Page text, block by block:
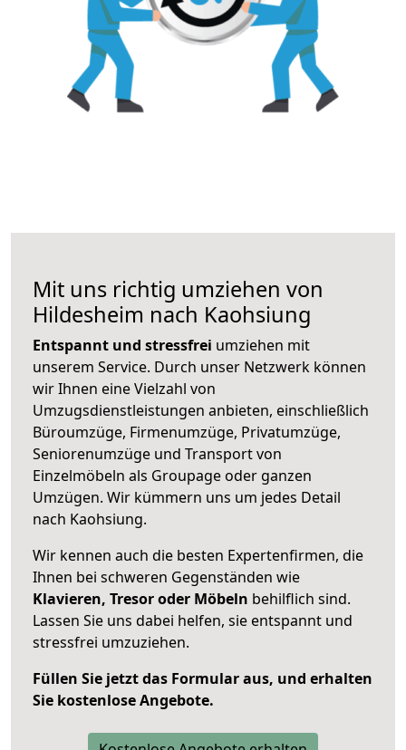
Mit uns richtig umziehen von
Hildesheim nach Kaohsiung
Entspannt und stressfrei umziehen mit
unserem Service. Durch unser Netzwerk können
wir Ihnen eine Vielzahl von
Umzugsdienstleistungen anbieten, einschließlich
Büroumzüge, Firmenumzüge, Privatumzüge,
Seniorenumzüge und Transport von
Einzelmöbeln als Groupage oder ganzen
Umzügen. Wir kümmern uns um jedes Detail
nach Kaohsiung.
Wir kennen auch die besten Expertenfirmen, die
Ihnen bei schweren Gegenständen wie
Klavieren, Tresor oder Möbeln behilflich sind.
Lassen Sie uns dabei helfen, sie entspannt und
stressfrei umzuziehen.
Füllen Sie jetzt das Formular aus, und erhalten
Sie kostenlose Angebote.